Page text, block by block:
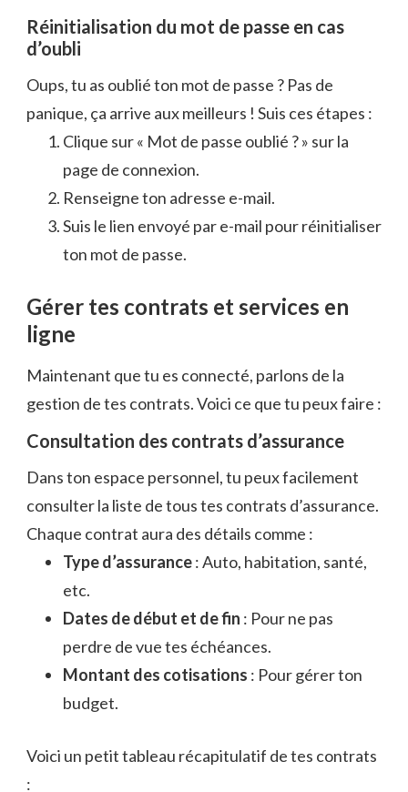
Réinitialisation du mot de passe en cas
d’oubli
Oups, tu as oublié ton mot de passe ? Pas de
panique, ça arrive aux meilleurs ! Suis ces étapes :
Clique sur « Mot de passe oublié ? » sur la
page de connexion.
Renseigne ton adresse e-mail.
Suis le lien envoyé par e-mail pour réinitialiser
ton mot de passe.
Gérer tes contrats et services en
ligne
Maintenant que tu es connecté, parlons de la
gestion de tes contrats. Voici ce que tu peux faire :
Consultation des contrats d’assurance
Dans ton espace personnel, tu peux facilement
consulter la liste de tous tes contrats d’assurance.
Chaque contrat aura des détails comme :
Type d’assurance: Auto, habitation, santé,
etc.
Dates de début et de fin : Pour ne pas
perdre de vue tes échéances.
Montant des cotisations : Pour gérer ton
budget.
Voici un petit tableau récapitulatif de tes contrats
: